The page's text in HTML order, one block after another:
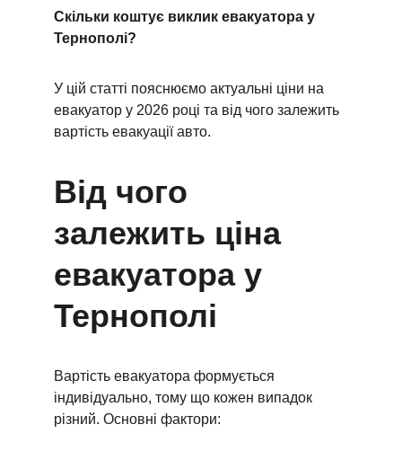
Скільки коштує виклик евакуатора у
Тернополі?
У цій статті пояснюємо актуальні ціни на
евакуатор у 2026 році та від чого залежить
вартість евакуації авто.
Від чого
залежить ціна
евакуатора у
Тернополі
Вартість евакуатора формується
індивідуально, тому що кожен випадок
різний. Основні фактори: